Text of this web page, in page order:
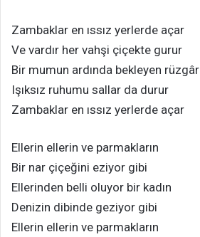
Zambaklar en ıssız yerlerde açar
Ve vardır her vahşi çiçekte gurur
Bir mumun ardında bekleyen rüzgâr
Işıksız ruhumu sallar da durur
Zambaklar en ıssız yerlerde açar
Ellerin ellerin ve parmakların
Bir nar çiçeğini eziyor gibi
Ellerinden belli oluyor bir kadın
Denizin dibinde geziyor gibi
Ellerin ellerin ve parmakların